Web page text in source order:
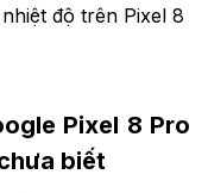
độ trên Pixel 8
Pixel 8 Pro
biết